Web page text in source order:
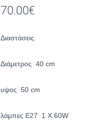
70.00€
Διαστάσεις
Διάμετρος 40 cm
υψος 50 cm
λάμπες Ε27 1 X 60W